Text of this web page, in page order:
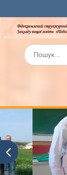
до
вмісту
Шукати: